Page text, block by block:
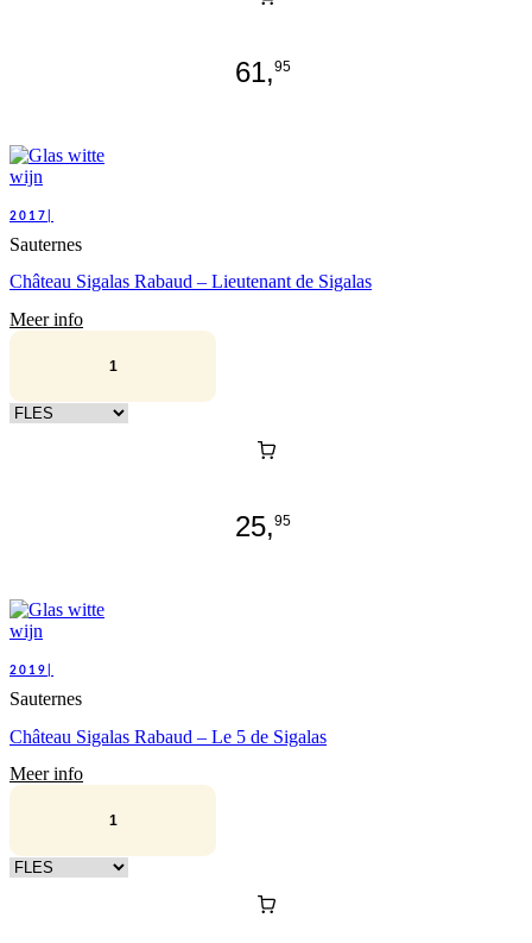
61,95
2017|
Sauternes
Château Sigalas Rabaud – Lieutenant de Sigalas
Meer info
Kies verpakking
25,95
2019|
Sauternes
Château Sigalas Rabaud – Le 5 de Sigalas
Meer info
Kies verpakking